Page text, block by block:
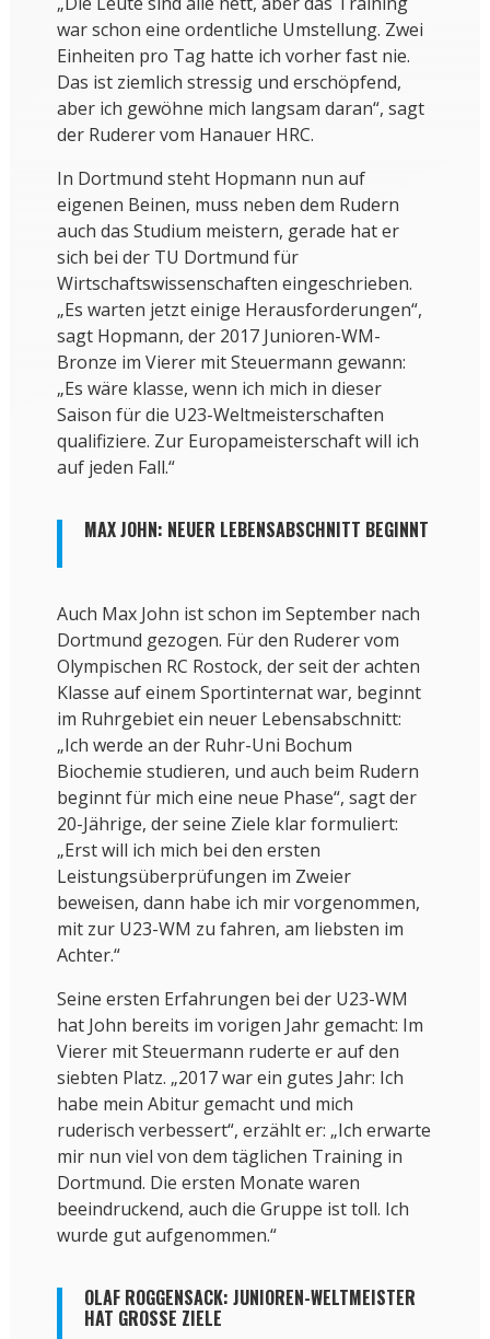
war schon eine ordentliche Umstellung. Zwei
Einheiten pro Tag hatte ich vorher fast nie.
Das ist ziemlich stressig und erschöpfend,
aber ich gewöhne mich langsam daran“, sagt
der Ruderer vom Hanauer HRC.
In Dortmund steht Hopmann nun auf
eigenen Beinen, muss neben dem Rudern
auch das Studium meistern, gerade hat er
sich bei der TU Dortmund für
Wirtschaftswissenschaften eingeschrieben.
„Es warten jetzt einige Herausforderungen“,
sagt Hopmann, der 2017 Junioren-WM-
Bronze im Vierer mit Steuermann gewann:
„Es wäre klasse, wenn ich mich in dieser
Saison für die U23-Weltmeisterschaften
qualifiziere. Zur Europameisterschaft will ich
auf jeden Fall.“
MAX JOHN: NEUER LEBENSABSCHNITT BEGINNT
Auch Max John ist schon im September nach
Dortmund gezogen. Für den Ruderer vom
Olympischen RC Rostock, der seit der achten
Klasse auf einem Sportinternat war, beginnt
im Ruhrgebiet ein neuer Lebensabschnitt:
„Ich werde an der Ruhr-Uni Bochum
Biochemie studieren, und auch beim Rudern
beginnt für mich eine neue Phase“, sagt der
20-Jährige, der seine Ziele klar formuliert:
„Erst will ich mich bei den ersten
Leistungsüberprüfungen im Zweier
beweisen, dann habe ich mir vorgenommen,
mit zur U23-WM zu fahren, am liebsten im
Achter.“
Seine ersten Erfahrungen bei der U23-WM
hat John bereits im vorigen Jahr gemacht: Im
Vierer mit Steuermann ruderte er auf den
siebten Platz. „2017 war ein gutes Jahr: Ich
habe mein Abitur gemacht und mich
ruderisch verbessert“, erzählt er: „Ich erwarte
mir nun viel von dem täglichen Training in
Dortmund. Die ersten Monate waren
beeindruckend, auch die Gruppe ist toll. Ich
wurde gut aufgenommen.“
OLAF ROGGENSACK: JUNIOREN-WELTMEISTER
HAT GROSSE ZIELE